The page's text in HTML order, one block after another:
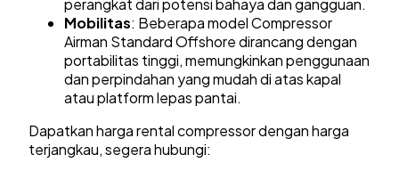
Mobilitas: Beberapa model Compressor
Airman Standard Offshore dirancang dengan
portabilitas tinggi, memungkinkan penggunaan
dan perpindahan yang mudah di atas kapal
atau platform lepas pantai.
Dapatkan harga rental compressor dengan harga
terjangkau, segera hubungi: